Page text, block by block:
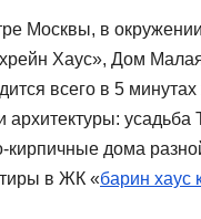
Москвы, в
Хаус», Дом
всего в 5
архитектуры:
дома
в ЖК «барин хаус